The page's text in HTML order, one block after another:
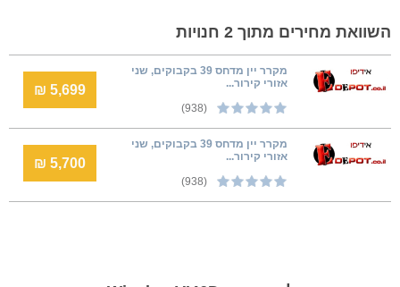
השוואת מחירים מתוך 2 חנויות
מקרר יין מדחס 39 בקבוקים, שני
אזורי קירור...
(938)
5,699 ₪
מקרר יין מדחס 39 בקבוקים, שני
אזורי קירור...
(938)
5,700 ₪